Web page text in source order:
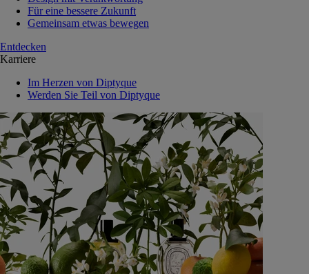
Für eine bessere Zukunft
Gemeinsam etwas bewegen
Entdecken
Karriere
Im Herzen von Diptyque
Werden Sie Teil von Diptyque